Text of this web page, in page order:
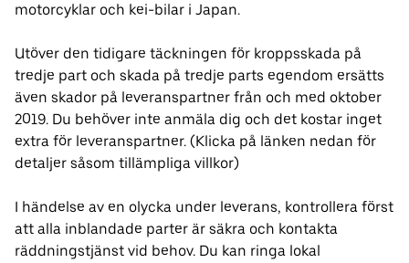
motorcyklar och kei-bilar i Japan.
Utöver den tidigare täckningen för kroppsskada på
tredje part och skada på tredje parts egendom ersätts
även skador på leveranspartner från och med oktober
2019. Du behöver inte anmäla dig och det kostar inget
extra för leveranspartner. (Klicka på länken nedan för
detaljer såsom tillämpliga villkor)
I händelse av en olycka under leverans, kontrollera först
att alla inblandade parter är säkra och kontakta
räddningstjänst vid behov. Du kan ringa lokal